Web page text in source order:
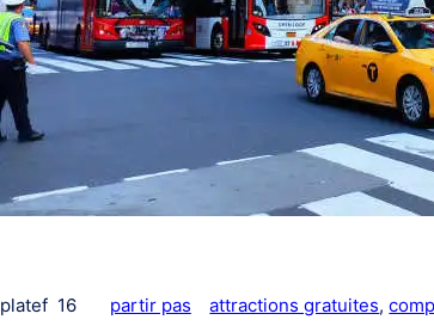
platef 16
partir pas
attractions gratuites,